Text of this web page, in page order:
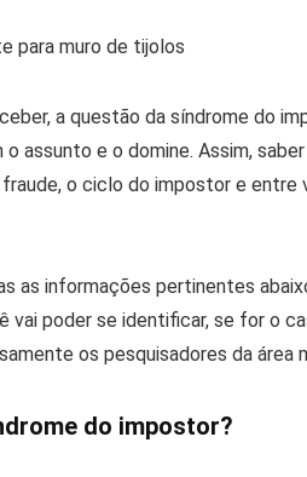
a questão da síndrome do
assunto e o domine. Assim,
o ciclo do impostor e
as informações pertinentes
vai poder se identificar, se for o
os pesquisadores da área
do impostor?